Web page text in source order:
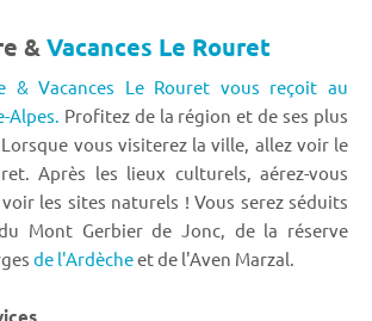
&Vacances Le Rouret
& Vacances Le Rouret vous reçoit au
Alpes. Profitez de la région et de ses plus
Lorsque vous visiterez la ville, allez voir le
Après les lieux culturels, aérez-vous
les sites naturels ! Vous serez séduits
Mont Gerbier de Jonc, de la réserve
de l'Ardècheet de l'Aven Marzal.